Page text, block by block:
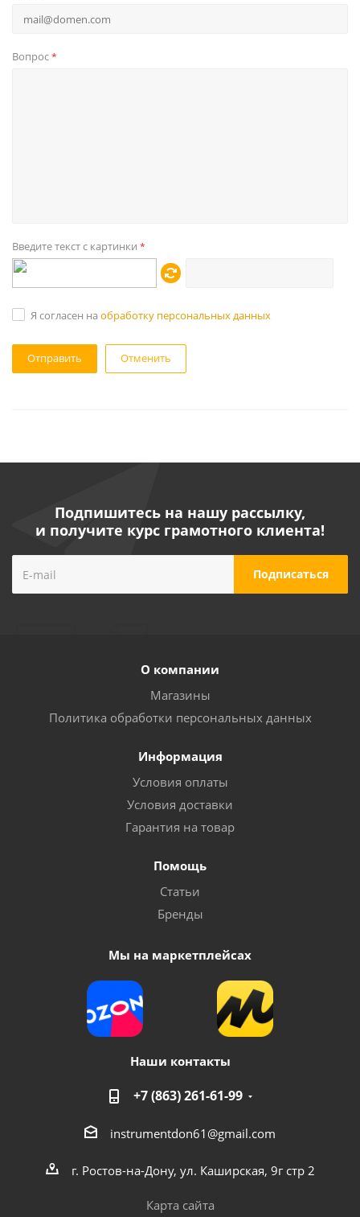
Вопрос*
Введите текст с картинки *
Я согласен на обработку персональных данных
Отменить
Подпишитесь на нашу рассылку,
и получите курс грамотного клиента!
О компании
Магазины
Политика обработки персональных данных
Информация
Условия оплаты
Условия доставки
Гарантия на товар
Помощь
Статьи
Бренды
Мы на маркетплейсах
Наши контакты
+7 (863) 261-61-99
instrumentdon61@gmail.com
г. Ростов-на-Дону, ул. Каширская, 9г стр 2
Карта сайта